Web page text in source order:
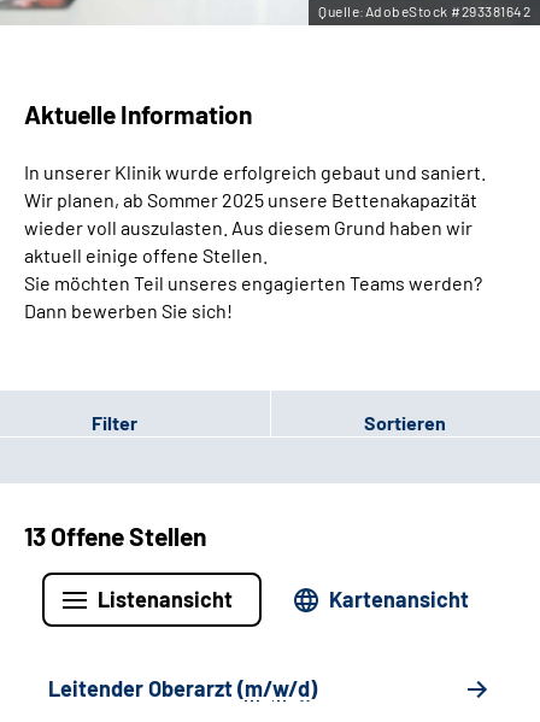
Quelle:AdobeStock #293381642
Aktuelle Information
In unserer Klinik wurde erfolgreich gebaut und saniert.
Wir planen, ab Sommer 2025 unsere Bettenakapazität
wieder voll auszulasten. Aus diesem Grund haben wir
aktuell einige offene Stellen.
Sie möchten Teil unseres engagierten Teams werden?
Dann bewerben Sie sich!
Filter Sortieren
13 Offene Stellen
Listenansicht Kartenansicht
Leitender Oberarzt (m/w/d)